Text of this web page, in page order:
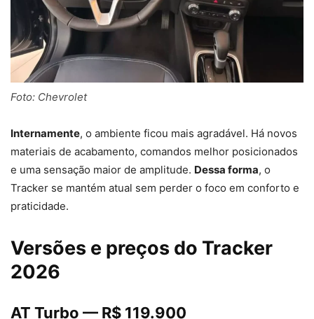
Foto: Chevrolet
Internamente, o ambiente ficou mais agradável. Há novos
materiais de acabamento, comandos melhor posicionados
e uma sensação maior de amplitude. Dessa forma, o
Tracker se mantém atual sem perder o foco em conforto e
praticidade.
Versões e preços do Tracker
2026
AT Turbo — R$ 119.900